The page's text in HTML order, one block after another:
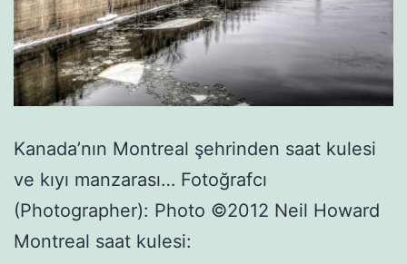
Kanada’nın Montreal şehrinden saat kulesi
ve kıyı manzarası… Fotoğrafcı
(Photographer): Photo ©2012 Neil Howard
Montreal saat kulesi: